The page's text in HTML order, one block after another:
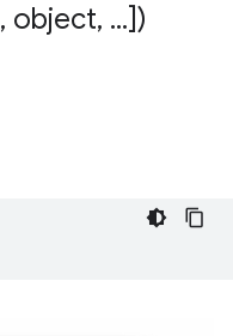
, object, ...])